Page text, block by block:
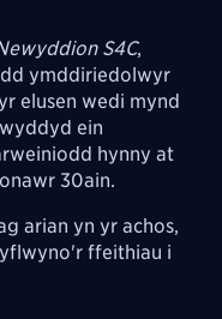
S4C,
ymddiriedolwyr
elusen wedi mynd
ein
hynny at
30ain.
arian yn yr achos,
ffeithiau i